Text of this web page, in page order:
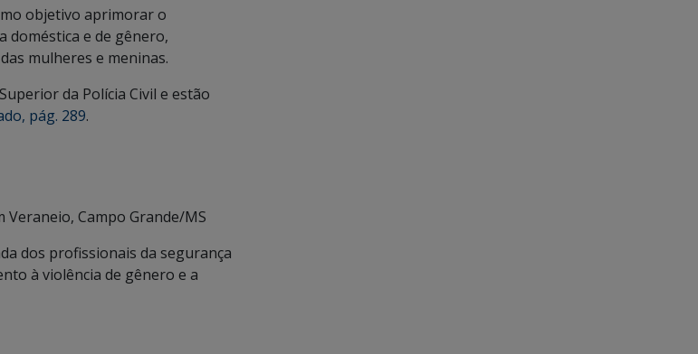
objetivo aprimorar o
doméstica e de gênero,
mulheres e meninas.
da Polícia Civil e estão
pág. 289.
Veraneio, Campo Grande/MS
dos profissionais da segurança
à violência de gênero e a